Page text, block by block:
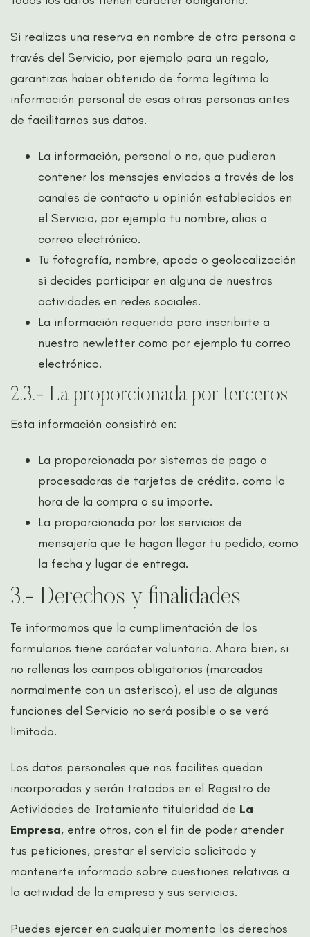
Si realizas una reserva en nombre de otra persona a
través del Servicio, por ejemplo para un regalo,
garantizas haber obtenido de forma legítima la
información personal de esas otras personas antes
de facilitarnos sus datos.
La información, personal o no, que pudieran
contener los mensajes enviados a través de los
canales de contacto u opinión establecidos en
el Servicio, por ejemplo tu nombre, alias o
correo electrónico.
Tu fotografía, nombre, apodo o geolocalización
si decides participar en alguna de nuestras
actividades en redes sociales.
La información requerida para inscribirte a
nuestro newletter como por ejemplo tu correo
electrónico.
2.3.- La proporcionada por terceros
Esta información consistirá en:
La proporcionada por sistemas de pago o
procesadoras de tarjetas de crédito, como la
hora de la compra o su importe.
La proporcionada por los servicios de
mensajería que te hagan llegar tu pedido, como
la fecha y lugar de entrega.
3.- Derechos y finalidades
Te informamos que la cumplimentación de los
formularios tiene carácter voluntario. Ahora bien, si
no rellenas los campos obligatorios (marcados
normalmente con un asterisco), el uso de algunas
funciones del Servicio no será posible o se verá
limitado.
Los datos personales que nos facilites quedan
incorporados y serán tratados en el Registro de
Actividades de Tratamiento titularidad de La
Empresa, entre otros, con el fin de poder atender
tus peticiones, prestar el servicio solicitado y
mantenerte informado sobre cuestiones relativas a
la actividad de la empresa y sus servicios.
Puedes ejercer en cualquier momento los derechos